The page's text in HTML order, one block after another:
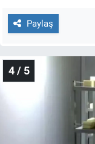
Paylaş
4 / 5